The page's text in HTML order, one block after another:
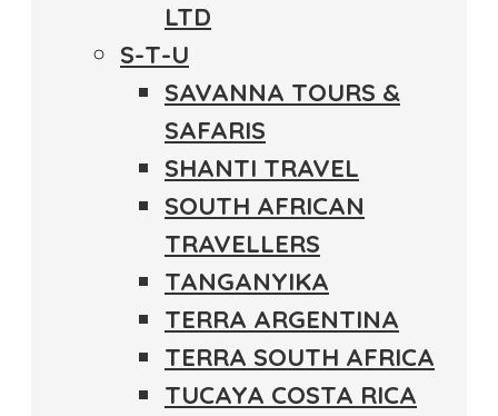
LTD
S-T-U
SAVANNA TOURS &
SAFARIS
SHANTI TRAVEL
SOUTH AFRICAN
TRAVELLERS
TANGANYIKA
TERRA ARGENTINA
TERRA SOUTH AFRICA
TUCAYA COSTA RICA